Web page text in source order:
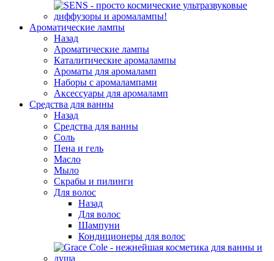
Ароматические лампы
Назад
Ароматические лампы
Каталитические аромалампы
Ароматы для аромаламп
Наборы с аромалампами
Аксессуары для аромаламп
Средства для ванны
Назад
Средства для ванны
Соль
Пена и гель
Масло
Мыло
Скрабы и пилинги
Для волос
Назад
Для волос
Шампуни
Кондиционеры для волос